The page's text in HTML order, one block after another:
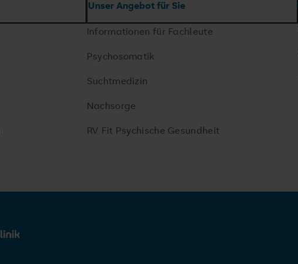
Unser Angebot für Sie
Informationen für Fachleute
Psychosomatik
Suchtmedizin
Nachsorge
RV Fit Psychische Gesundheit